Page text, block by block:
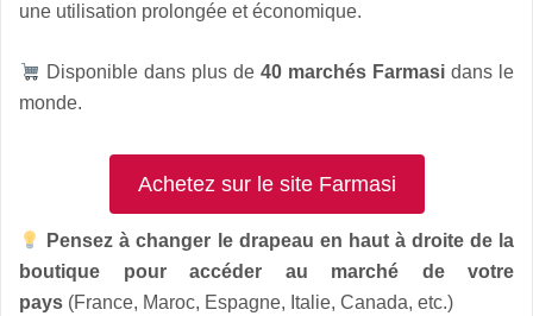
une utilisation prolongée et économique.
Disponible dans plus de40 marchés Farmasi dans le
monde.
Achetez sur le site Farmasi
Pensez à changer le drapeau en haut à droite de la
boutique pour accéder au marché de votre
pays (France, Maroc, Espagne, Italie, Canada, etc.)